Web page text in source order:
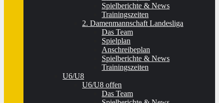
Spielberichte & News
Trainingszeiten
2. Damenmannschaft Landesliga
Das Team
Spielplan
Anschreibeplan
Spielberichte & News
Trainingszeiten
U6/U8
U6/U8 offen
Das Team